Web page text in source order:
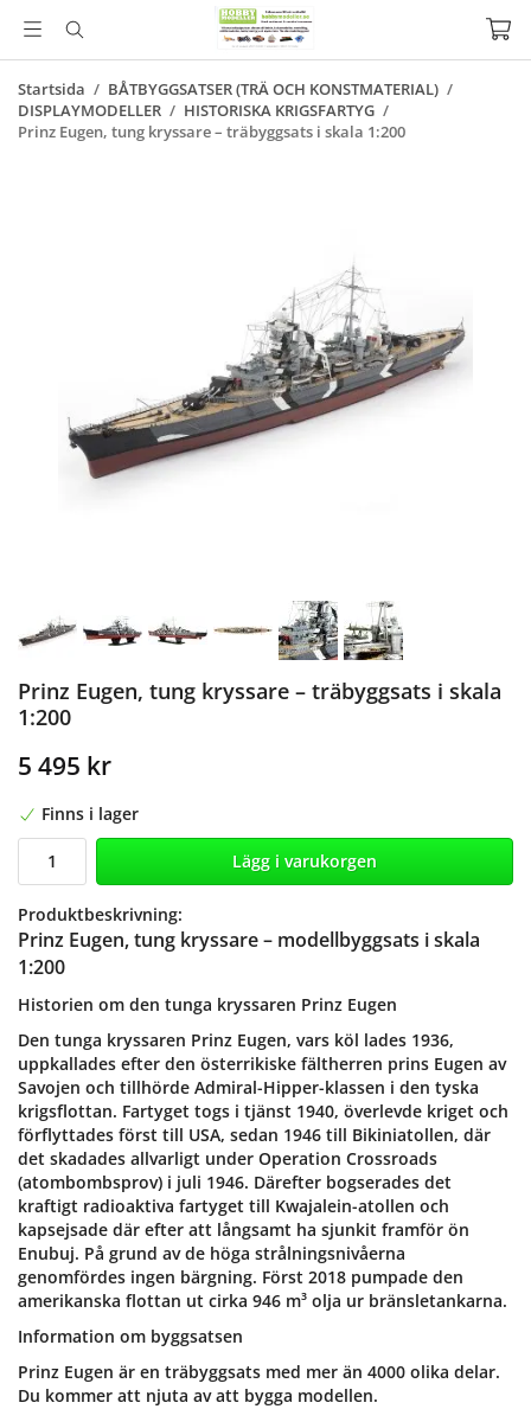
Startsida / BÅTBYGGSATSER (TRÄ OCH KONSTMATERIAL) /
DISPLAYMODELLER / HISTORISKA KRIGSFARTYG /
Prinz Eugen, tung kryssare – träbyggsats i skala 1:200
Prinz Eugen, tung kryssare – träbyggsats i skala
1:200
5 495 kr
Finns i lager
Lägg i varukorgen
Produktbeskrivning:
Prinz Eugen, tung kryssare – modellbyggsats i skala
1:200
Historien om den tunga kryssaren Prinz Eugen
Den tunga kryssaren Prinz Eugen, vars köl lades 1936,
uppkallades efter den österrikiske fältherren prins Eugen av
Savojen och tillhörde Admiral-Hipper-klassen i den tyska
krigsflottan. Fartyget togs i tjänst 1940, överlevde kriget och
förflyttades först till USA, sedan 1946 till Bikiniatollen, där
det skadades allvarligt under Operation Crossroads
(atombombsprov) i juli 1946. Därefter bogserades det
kraftigt radioaktiva fartyget till Kwajalein-atollen och
kapsejsade där efter att långsamt ha sjunkit framför ön
Enubuj. På grund av de höga strålningsnivåerna
genomfördes ingen bärgning. Först 2018 pumpade den
amerikanska flottan ut cirka 946 m³ olja ur bränsletankarna.
Information om byggsatsen
Prinz Eugen är en träbyggsats med mer än 4000 olika delar.
Du kommer att njuta av att bygga modellen.